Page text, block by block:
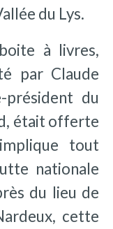
du Lys.
à livres,
par Claude
du
était offerte
tout
nationale
du lieu de
cette